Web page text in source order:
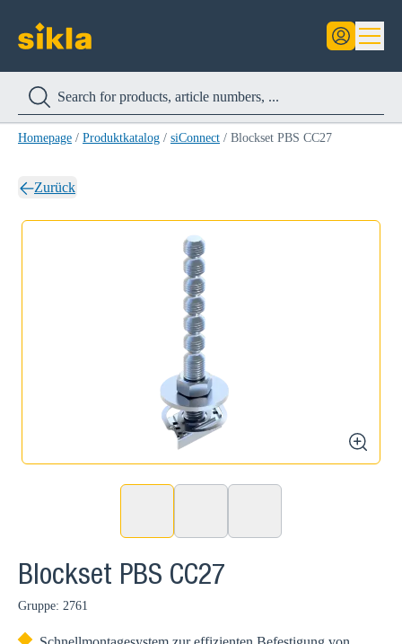
Homepage / Produktkatalog / siConnect / Blockset PBS CC27
Zurück
zoom
Blockset PBS CC27
Gruppe: 2761